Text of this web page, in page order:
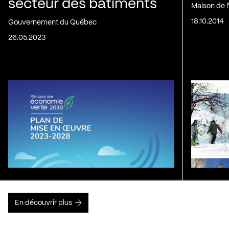
secteur des bâtiments
Gouvernement du Québec
26.05.2023
Maison de
18.10.2014
En découvrir plus